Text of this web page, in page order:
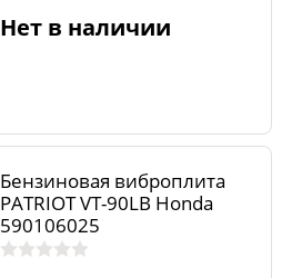
Нет в наличии
Бензиновая виброплита
PATRIOT VT-90LB Honda
590106025